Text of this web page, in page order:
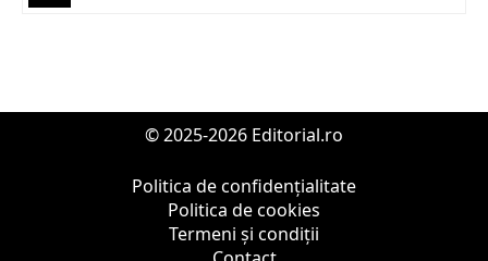
© 2025-2026 Editorial.ro
Politica de confidențialitate
Politica de cookies
Termeni și condiții